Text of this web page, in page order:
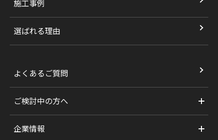
施工事例
選ばれる理由
よくあるご質問
ご検討中の方へ
企業情報